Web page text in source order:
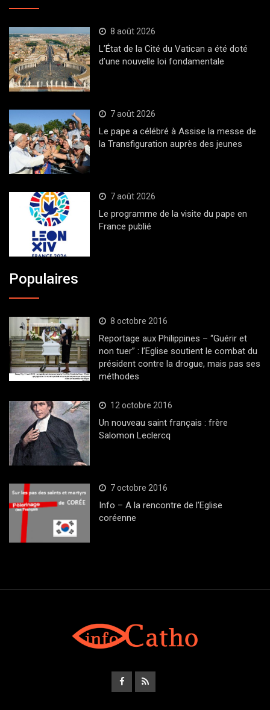
8 août 2026
L’État de la Cité du Vatican a été doté
d’une nouvelle loi fondamentale
7 août 2026
Le pape a célébré à Assise la messe de
la Transfiguration auprès des jeunes
7 août 2026
Le programme de la visite du pape en
France publié
Populaires
8 octobre 2016
Reportage aux Philippines – “Guérir et
non tuer” : l’Eglise soutient le combat du
président contre la drogue, mais pas ses
méthodes
12 octobre 2016
Un nouveau saint français : frère
Salomon Leclercq
7 octobre 2016
Info – A la rencontre de l’Eglise
coréenne